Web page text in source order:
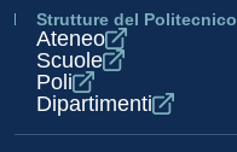
Strutture del Politecnico
Ateneo
Scuole
Poli
Dipartimenti